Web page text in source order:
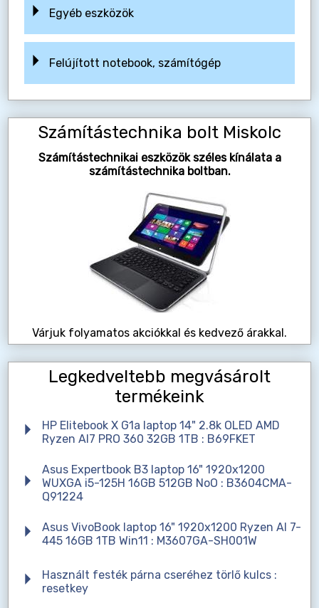
Egyéb eszközök
Felújított notebook, számítógép
Számítástechnika bolt Miskolc
Számítástechnikai eszközök széles kínálata a
számítástechnika boltban.
Várjuk folyamatos akciókkal és kedvező árakkal.
Legkedveltebb megvásárolt
termékeink
HP Elitebook X G1a laptop 14" 2.8k OLED AMD
Ryzen AI7 PRO 360 32GB 1TB : B69FKET
Asus Expertbook B3 laptop 16" 1920x1200
WUXGA i5-125H 16GB 512GB NoO : B3604CMA-
Q91224
Asus VivoBook laptop 16" 1920x1200 Ryzen AI 7-
445 16GB 1TB Win11 : M3607GA-SH001W
Használt festék párna cseréhez törlő kulcs :
resetkey